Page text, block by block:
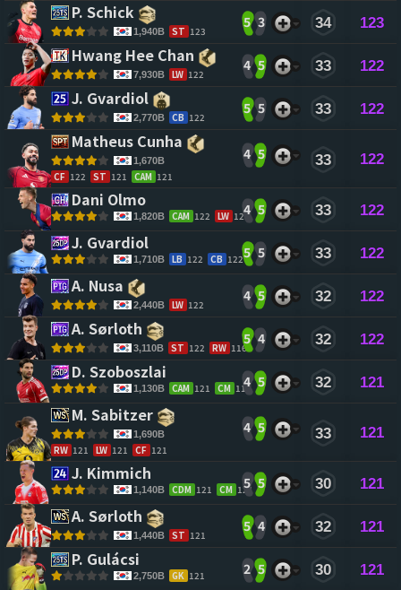
P. Schick
1,940B ST 123
5 3 34 123
Hwang Hee Chan
7,930B LW 122
4 5 33 122
J. Gvardiol
2,770B CB 122
5 5 33 122
Matheus Cunha
1,670B
CF 122 ST 121 CAM 121
4 5 33 122
Dani Olmo
1,820B CAM 122 LW 122
4 5 33 122
J. Gvardiol
1,710B LB 122 CB 1225 5 33 122
A. Nusa
2,440B LW 122
4 5 32 122
A. Sørloth
3,110B ST 122 RW 116
5 4 32 122
D. Szoboszlai
1,130B CAM 121 CM 117
4 5 32 121
M. Sabitzer
1,690B
RW 121 LW 121 CF 121
4 5 33 121
J. Kimmich
1,140B CDM 121 CM 121
5 5 30 121
A. Sørloth
1,440B ST 121
5 4 32 121
P. Gulácsi
2,750B GK 121 2 5 30 121